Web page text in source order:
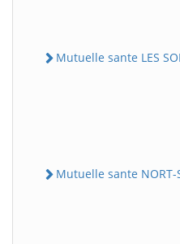
Mutuelle sante LES
Mutuelle sante NORT-